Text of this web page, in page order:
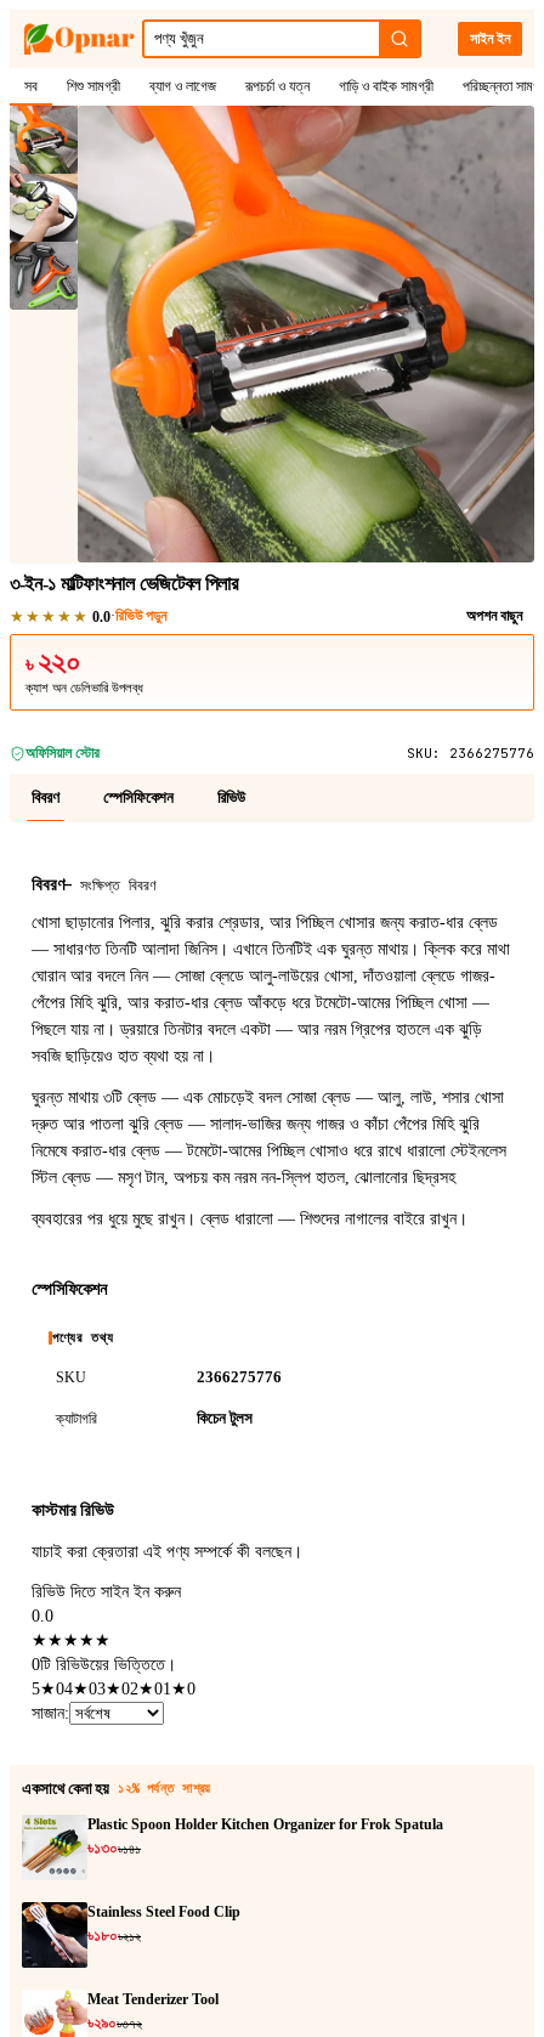
সাইন ইন
সব শিশু সামগ্রী ব্যাগ ও লাগেজ রূপচর্চা ও যত্ন গাড়ি ও বাইক সামগ্রী পরিচ্ছন্নতা
1/
৩-ইন-১ মাল্টিফাংশনাল ভেজিটেবল পিলার
★★★★★ 0.0·রিভিউ পড়ুন অপশন বাছুন
৳ ২২০
ক্যাশ অন ডেলিভারি উপলব্ধ
অফিসিয়াল স্টোর SKU: 2366275776
বিবরণ স্পেসিফিকেশন রিভিউ
বিবরণ—সংক্ষিপ্ত বিবরণ
খোসা ছাড়ানোর পিলার, ঝুরি করার শ্রেডার, আর পিচ্ছিল খোসার জন্য করাত-ধার ব্লেড
— সাধারণত তিনটি আলাদা জিনিস। এখানে তিনটিই এক ঘুরন্ত মাথায়। ক্লিক করে মাথা
ঘোরান আর বদলে নিন — সোজা ব্লেডে আলু-লাউয়ের খোসা, দাঁতওয়ালা ব্লেডে গাজর-
পেঁপের মিহি ঝুরি, আর করাত-ধার ব্লেড আঁকড়ে ধরে টমেটো-আমের পিচ্ছিল খোসা —
পিছলে যায় না। ড্রয়ারে তিনটার বদলে একটা — আর নরম গ্রিপের হাতলে এক ঝুড়ি
সবজি ছাড়িয়েও হাত ব্যথা হয় না।
ঘুরন্ত মাথায় ৩টি ব্লেড — এক মোচড়েই বদল সোজা ব্লেড — আলু, লাউ, শসার খোসা
দ্রুত আর পাতলা ঝুরি ব্লেড — সালাদ-ভাজির জন্য গাজর ও কাঁচা পেঁপের মিহি ঝুরি
নিমেষে করাত-ধার ব্লেড — টমেটো-আমের পিচ্ছিল খোসাও ধরে রাখে ধারালো স্টেইনলেস
স্টিল ব্লেড — মসৃণ টান, অপচয় কম নরম নন-স্লিপ হাতল, ঝোলানোর ছিদ্রসহ
ব্যবহারের পর ধুয়ে মুছে রাখুন। ব্লেড ধারালো — শিশুদের নাগালের বাইরে রাখুন।
স্পেসিফিকেশন
পণ্যের তথ্য
SKU 2366275776
ক্যাটাগরি কিচেন টুলস
কাস্টমার রিভিউ
যাচাই করা ক্রেতারা এই পণ্য সম্পর্কে কী বলছেন।
রিভিউ দিতে সাইন ইন করুন
0.0
★★★★★
0টি রিভিউয়ের ভিত্তিতে।
5★04★03★02★01★0
সাজান:
একসাথে কেনা হয় ১২% পর্যন্ত সাশ্রয়
Plastic Spoon Holder Kitchen Organizer for Frok Spatula
৳১৩০৳১৪১
Stainless Steel Food Clip
৳১৮০৳২১২
Meat Tenderizer Tool
৳২৯০৳৩৭২